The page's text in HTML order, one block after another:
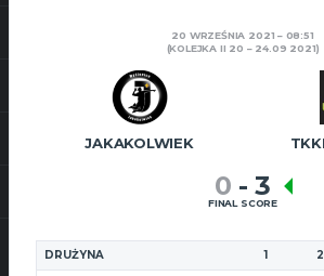
20 WRZEŚNIA 2021
08:51
(KOLEJKA II 20 – 24.09 2021)
JAKAKOLWIEK
0 - 3
FINAL SCORE
DRUŻYNA 1 2